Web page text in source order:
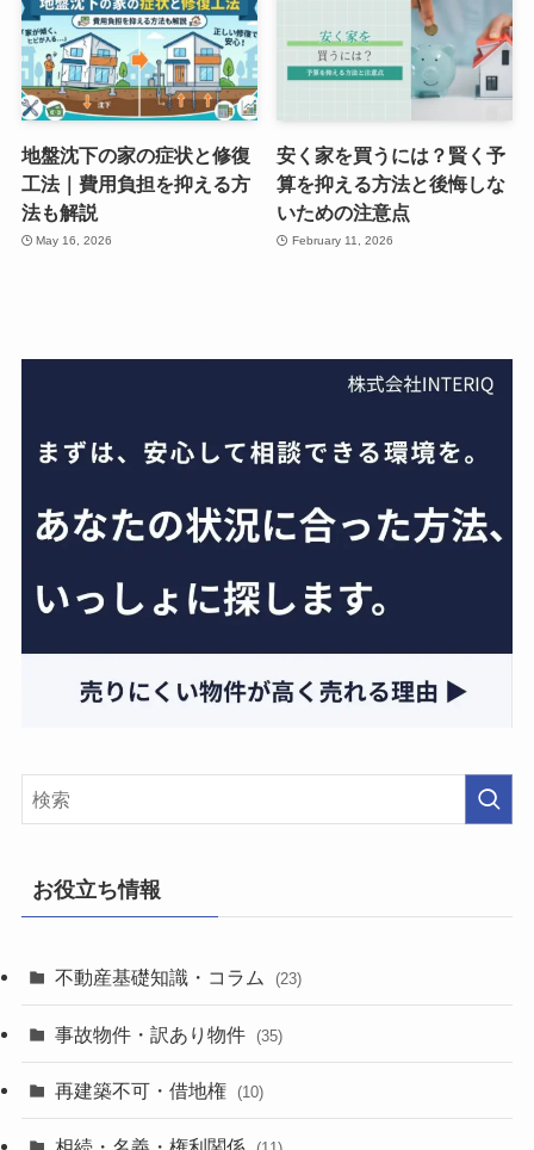
地盤沈下の家の症状と修復
工法｜費用負担を抑える方
法も解説
May 16, 2026
安く家を買うには？賢く予
算を抑える方法と後悔しな
いための注意点
February 11, 2026
お役立ち情報
不動産基礎知識・コラム (23)
事故物件・訳あり物件 (35)
再建築不可・借地権 (10)